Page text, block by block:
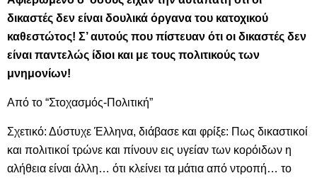
δικαστές δεν είναι δουλικά όργανα του κατοχικού
καθεστώτος! Σ’ αυτούς που πίστευαν ότι οι δικαστές δεν
είναι παντελώς ίδιοι και με τους πολιτικούς των
μνημονίων!
Από το “Στοχασμός-Πολιτική”
Σχετικό: Δύστυχε Έλληνα, διάβασε και φρίξε: Πως δικαστικοί
και πολιτικοί τρώνε και πίνουν εις υγείαν των κορόιδων η
αλήθεια είναι άλλη… ότι κλείνει τα μάτια από ντροπή… το